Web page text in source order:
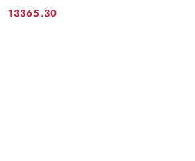
Cena:
13365.30